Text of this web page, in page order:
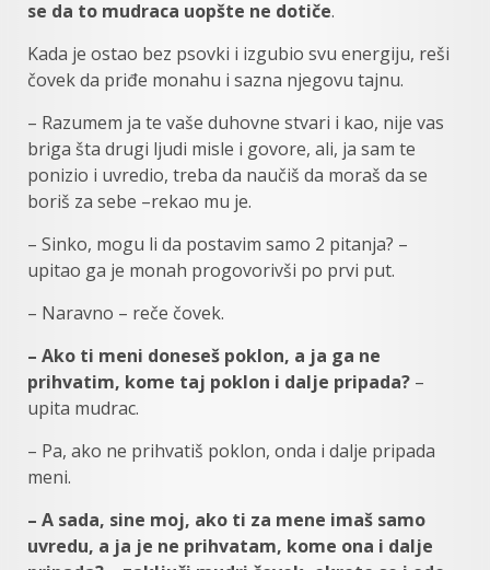
se da to mudraca uopšte ne dotiče.
Kada je ostao bez psovki i izgubio svu energiju, reši
čovek da priđe monahu i sazna njegovu tajnu.
– Razumem ja te vaše duhovne stvari i kao, nije vas
briga šta drugi ljudi misle i govore, ali, ja sam te
ponizio i uvredio, treba da naučiš da moraš da se
boriš za sebe –rekao mu je.
– Sinko, mogu li da postavim samo 2 pitanja? –
upitao ga je monah progovorivši po prvi put.
– Naravno – reče čovek.
– Ako ti meni doneseš poklon, a ja ga ne
prihvatim, kome taj poklon i dalje pripada? –
upita mudrac.
– Pa, ako ne prihvatiš poklon, onda i dalje pripada
meni.
– A sada, sine moj, ako ti za mene imaš samo
uvredu, a ja je ne prihvatam, kome ona i dalje